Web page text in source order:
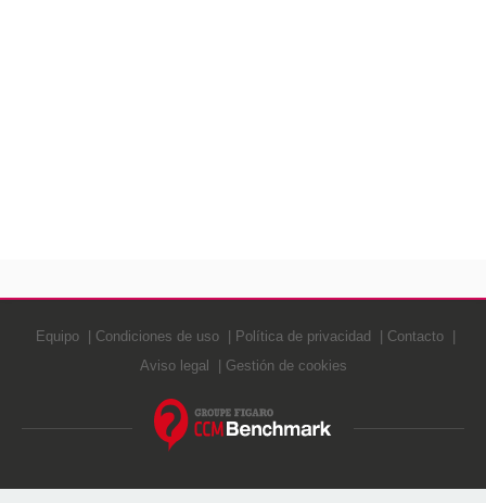
Equipo Condiciones de uso Política de privacidad
Contacto
Aviso legal
Gestión de cookies